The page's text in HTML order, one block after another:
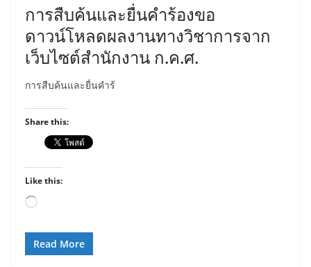
การสืบค้นและยื่นคำร้องขอ
ดาวน์โหลดผลงานทางวิชาการจาก
เว็บไซต์สำนักงาน ก.ค.ศ.
การสืบค้นและยื่นคำร้
Share this:
Like this:
Loading…
Read More